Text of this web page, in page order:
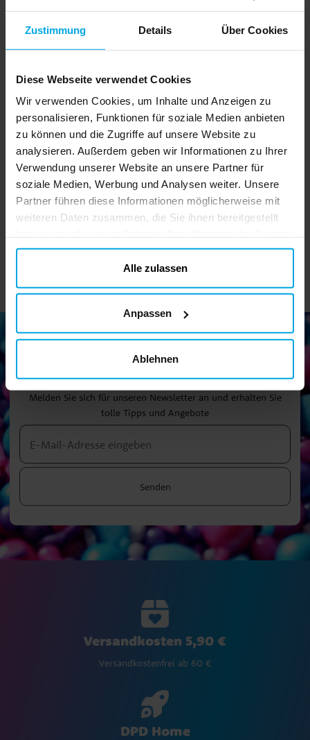
Zustimmung Details Über Cookies
Diese Webseite verwendet Cookies
Wir verwenden Cookies, um Inhalte und Anzeigen zu
personalisieren, Funktionen für soziale Medien anbieten
zu können und die Zugriffe auf unsere Website zu
analysieren. Außerdem geben wir Informationen zu Ihrer
Verwendung unserer Website an unsere Partner für
soziale Medien, Werbung und Analysen weiter. Unsere
Partner führen diese Informationen möglicherweise mit
weiteren Daten zusammen, die Sie ihnen bereitgestellt
gesammelt haben. Ihre Einwilligung können Sie jederzeit.
Alle zulassen
Anpassen
Ablehnen
Ballonpumpe Deluxe
Dual Action
Preis:2,99 €
2,99 €
IN DEN KORB
FunCakes - Tortenplatte
rund Rot 30,5 cm
Preis:5,90 €
5,90 €
IN DEN KORB
Newsletter!
Melden Sie sich für unseren Newsletter an und erhalten Sie
tolle Tipps und Angebote
Senden
Versandkosten 5,90 €
Versandkostenfrei ab 60 €
DPD Home